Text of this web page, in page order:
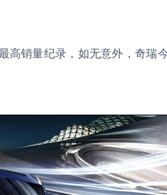
高销量纪录，如无意外，奇瑞